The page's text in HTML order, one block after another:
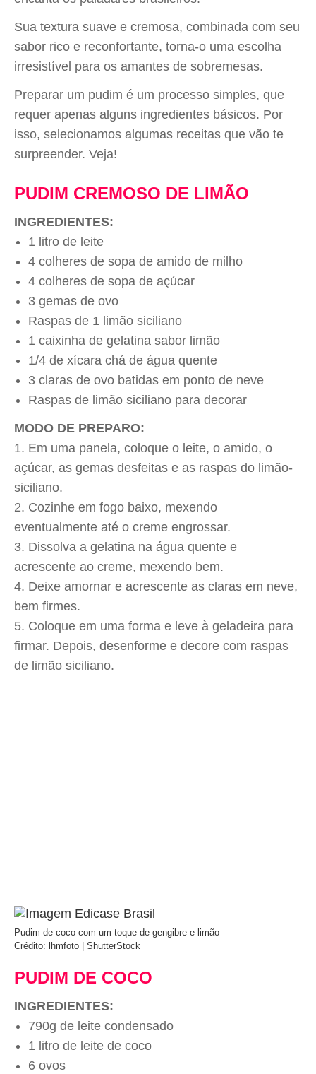
Sua textura suave e cremosa, combinada com seu
sabor rico e reconfortante, torna-o uma escolha
irresistível para os amantes de sobremesas.
Preparar um pudim é um processo simples, que
requer apenas alguns ingredientes básicos. Por
isso, selecionamos algumas receitas que vão te
surpreender. Veja!
PUDIM CREMOSO DE LIMÃO
INGREDIENTES:
1 litro de leite
4 colheres de sopa de amido de milho
4 colheres de sopa de açúcar
3 gemas de ovo
Raspas de 1 limão siciliano
1 caixinha de gelatina sabor limão
1/4 de xícara chá de água quente
3 claras de ovo batidas em ponto de neve
Raspas de limão siciliano para decorar
MODO DE PREPARO:
Em uma panela, coloque o leite, o amido, o
açúcar, as gemas desfeitas e as raspas do limão-
siciliano.
Cozinhe em fogo baixo, mexendo
eventualmente até o creme engrossar.
Dissolva a gelatina na água quente e
acrescente ao creme, mexendo bem.
Deixe amornar e acrescente as claras em neve,
bem firmes.
Coloque em uma forma e leve à geladeira para
firmar. Depois, desenforme e decore com raspas
de limão siciliano.
Pudim de coco com um toque de gengibre e limão
Crédito: lhmfoto | ShutterStock
PUDIM DE COCO
INGREDIENTES:
790g de leite condensado
1 litro de leite de coco
6 ovos